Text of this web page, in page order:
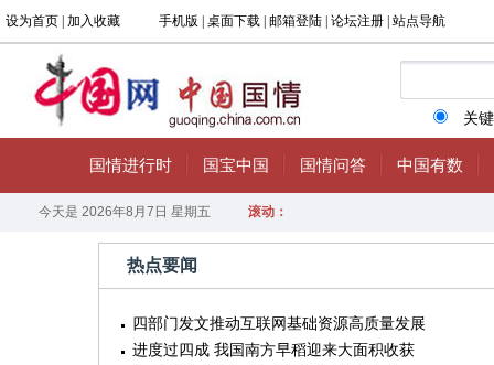
热点要闻
四部门发文推动互联网基础资源高质量发展
进度过四成 我国南方早稻迎来大面积收获